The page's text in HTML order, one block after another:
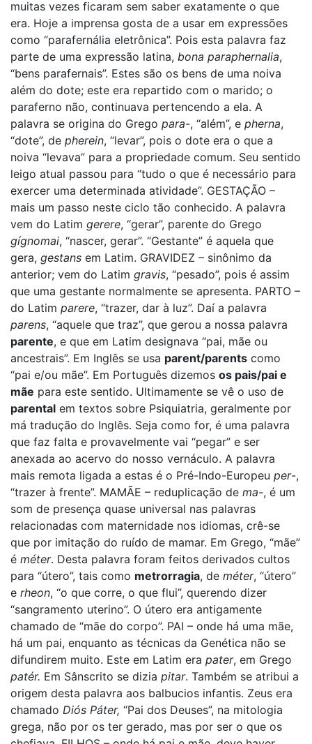
muitas vezes ficaram sem saber exatamente o que
era. Hoje a imprensa gosta de a usar em expressões
como “parafernália eletrônica”. Pois esta palavra faz
parte de uma expressão latina, bona paraphernalia,
“bens parafernais”. Estes são os bens de uma noiva
além do dote; este era repartido com o marido; o
paraferno não, continuava pertencendo a ela. A
palavra se origina do Grego para-, “além”, e pherna,
“dote”, de pherein, “levar”, pois o dote era o que a
noiva “levava” para a propriedade comum. Seu sentido
leigo atual passou para “tudo o que é necessário para
exercer uma determinada atividade”. GESTAÇÃO –
mais um passo neste ciclo tão conhecido. A palavra
vem do Latim gerere, “gerar”, parente do Grego
gígnomai, “nascer, gerar”. “Gestante” é aquela que
gera, gestans em Latim. GRAVIDEZ – sinônimo da
anterior; vem do Latim gravis, “pesado”, pois é assim
que uma gestante normalmente se apresenta. PARTO –
do Latim parere, “trazer, dar à luz”. Daí a palavra
parens, “aquele que traz”, que gerou a nossa palavra
parente, e que em Latim designava “pai, mãe ou
ancestrais”. Em Inglês se usa parent/parents como
“pai e/ou mãe”. Em Português dizemos os pais/pai e
mãe para este sentido. Ultimamente se vê o uso de
parental em textos sobre Psiquiatria, geralmente por
má tradução do Inglês. Seja como for, é uma palavra
que faz falta e provavelmente vai “pegar” e ser
anexada ao acervo do nosso vernáculo. A palavra
mais remota ligada a estas é o Pré-Indo-Europeu per-,
“trazer à frente”. MAMÃE – reduplicação de ma-, é um
som de presença quase universal nas palavras
relacionadas com maternidade nos idiomas, crê-se
que por imitação do ruído de mamar. Em Grego, “mãe”
é méter. Desta palavra foram feitos derivados cultos
para “útero”, tais como metrorragia, de méter, “útero”
e rheon, “o que corre, o que flui”, querendo dizer
“sangramento uterino”. O útero era antigamente
chamado de “mãe do corpo”. PAI – onde há uma mãe,
há um pai, enquanto as técnicas da Genética não se
difundirem muito. Este em Latim era pater, em Grego
patér. Em Sânscrito se dizia pitar. Também se atribui a
origem desta palavra aos balbucios infantis. Zeus era
chamado Diós Páter, “Pai dos Deuses”, na mitologia
grega, não por os ter gerado, mas por ser o que os